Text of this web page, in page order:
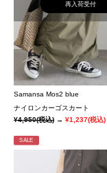
再入荷受付
Samansa Mos2 blue
ナイロンカーゴスカート
¥4,950(税込) → ¥1,237(税込)
SALE